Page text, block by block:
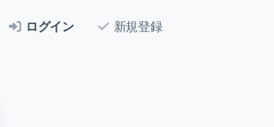
ログイン 新規登録